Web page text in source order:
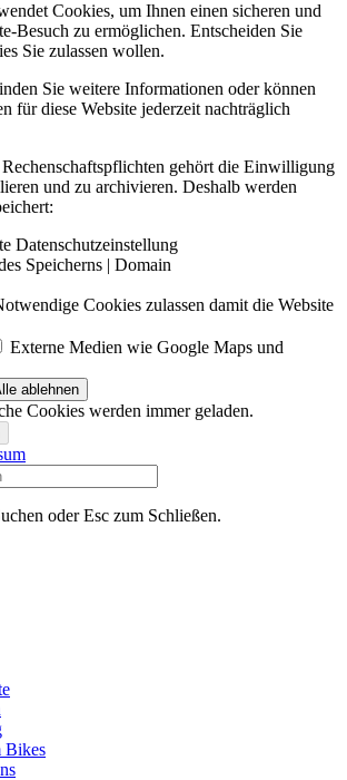
Cookies, um Ihnen einen sicheren und
Besuch zu ermöglichen. Entscheiden Sie
Sie zulassen wollen.
Sie weitere Informationen oder können
für diese Website jederzeit nachträglich
gehört die Einwilligung
und zu archivieren. Deshalb werden
Datenschutzeinstellung
Speicherns | Domain
Cookies zulassen damit die Website
Externe Medien wie Google Maps und
Cookies werden immer geladen.
oder Esc zum Schließen.
Bikes